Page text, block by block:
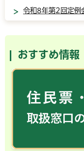
令和8年第2回定例
おすすめ情報